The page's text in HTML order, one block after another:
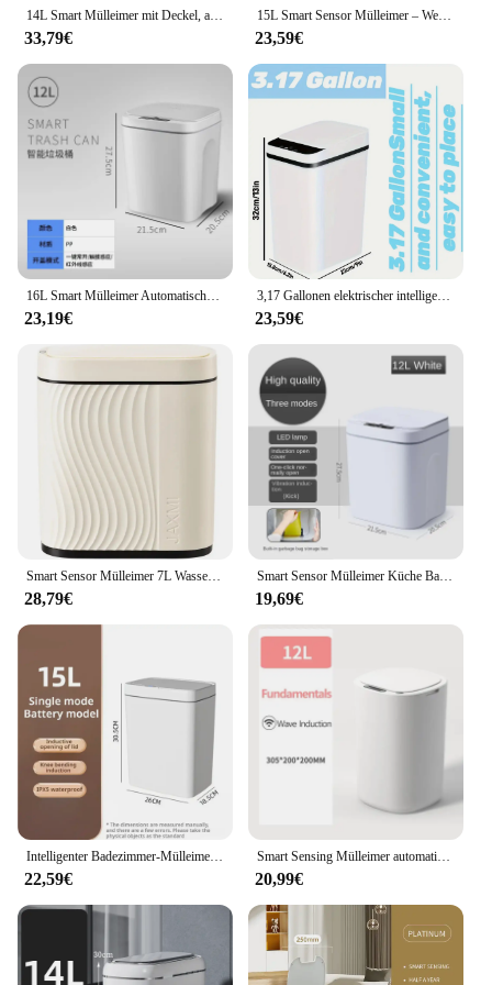
14L Smart Mülleimer mit Deckel, automatischer Sensor-Papierkorb, wasserdicht, schmal, berührungslos, Mülleimer, Toiletten-Mülleimer, Smart Home
33,79€
15L Smart Sensor Mülleimer – Weiß, berührungslos, schmal, Smart Home-Mülleimer, Badezimmer mit automatischer Verpackung und elektronischen Funktionen
23,59€
16L Smart Mülleimer Automatische Sensor Mülleimer Elektrische Abfall Bin Wasserdichte Papierkorb Für Küche Badezimmer Recycling Müll
23,19€
3,17 Gallonen elektrischer intelligenter Induktions-Mülleimer, vollautomatisches Quetschen, für Toilette, Wohnzimmer, Haushalt
23,59€
28,79€
Smart Sensor Mülleimer Küche Bad Toilette Mülleimer am besten automatische Induktion wasserdichten Behälter mit Deckel 12//18l
19,69€
22,59€
Smart Sensing Mülleimer automatische weiße Mülleimer Küche Bad wasserdicht 12l elektrische Mülleimer
20,99€